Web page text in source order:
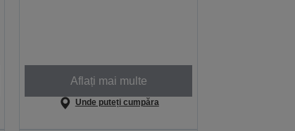
Aflați mai multe
Unde puteți cumpăra